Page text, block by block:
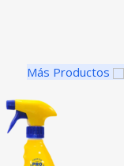
Más Productos